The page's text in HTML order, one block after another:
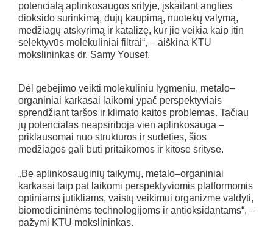
potencialą aplinkosaugos srityje, įskaitant anglies
dioksido surinkimą, dujų kaupimą, nuotekų valymą,
medžiagų atskyrimą ir katalizę, kur jie veikia kaip itin
selektyvūs molekuliniai filtrai“, – aiškina KTU
mokslininkas dr. Samy Yousef.
Dėl gebėjimo veikti molekuliniu lygmeniu, metalo–
organiniai karkasai laikomi ypač perspektyviais
sprendžiant taršos ir klimato kaitos problemas. Tačiau
jų potencialas neapsiriboja vien aplinkosauga –
priklausomai nuo struktūros ir sudėties, šios
medžiagos gali būti pritaikomos ir kitose srityse.
„Be aplinkosauginių taikymų, metalo–organiniai
karkasai taip pat laikomi perspektyviomis platformomis
optiniams jutikliams, vaistų veikimui organizme valdyti,
biomedicininėms technologijoms ir antioksidantams“, –
pažymi KTU mokslininkas.